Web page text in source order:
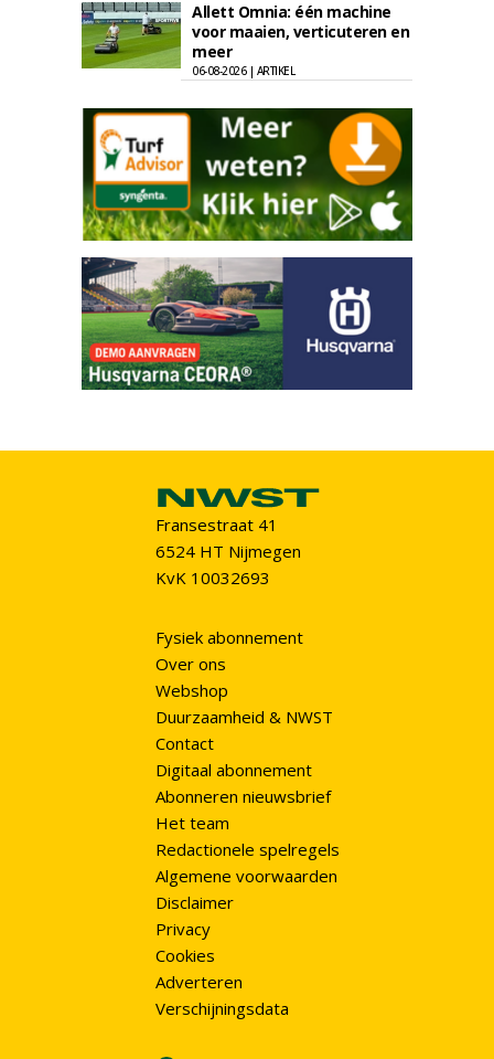
Allett Omnia: één machine
voor maaien, verticuteren en
meer
06-08-2026 | ARTIKEL
Fransestraat 41
6524 HT Nijmegen
KvK 10032693
Fysiek abonnement
Over ons
Webshop
Duurzaamheid & NWST
Contact
Digitaal abonnement
Abonneren nieuwsbrief
Het team
Redactionele spelregels
Algemene voorwaarden
Disclaimer
Privacy
Cookies
Adverteren
Verschijningsdata